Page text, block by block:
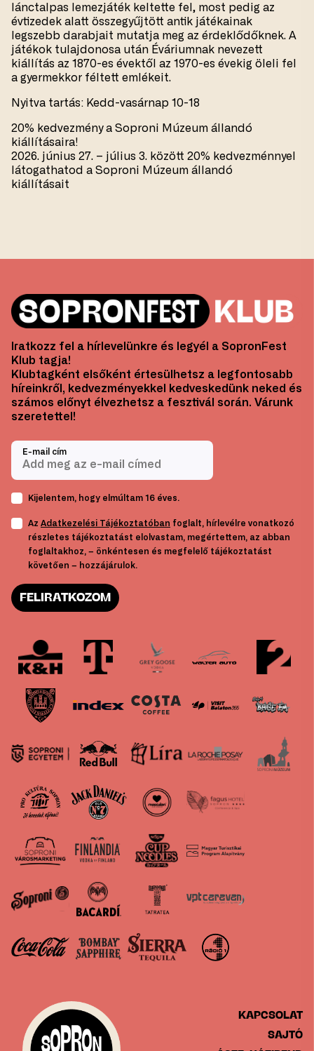
lánctalpas lemezjáték keltette fel, most pedig az
évtizedek alatt összegyűjtött antik játékainak
legszebb darabjait mutatja meg az érdeklődőknek. A
játékok tulajdonosa után Éváriumnak nevezett
kiállítás az 1870-es évektől az 1970-es évekig öleli fel
a gyermekkor féltett emlékeit.
Nyitva tartás: Kedd-vasárnap 10-18
20% kedvezmény a Soproni Múzeum állandó
kiállításaira!
2026. június 27. – július 3. között 20% kedvezménnyel
látogathatod a Soproni Múzeum állandó
kiállításait
Iratkozz fel a hírlevelünkre és legyél a SopronFest
Klub tagja!
Klubtagként elsőként értesülhetsz a legfontosabb
híreinkről, kedvezményekkel kedveskedünk neked és
számos előnyt élvezhetsz a fesztivál során. Várunk
szeretettel!
E-mail cím
Kijelentem, hogy elmúltam 16 éves.
Az Adatkezelési Tájékoztatóban foglalt, hírlevélre vonatkozó
részletes tájékoztatást elolvastam, megértettem, az abban
foglaltakhoz, – önkéntesen és megfelelő tájékoztatást
követően – hozzájárulok.
FELIRATKOZOM
KAPCSOLAT
SAJTÓ